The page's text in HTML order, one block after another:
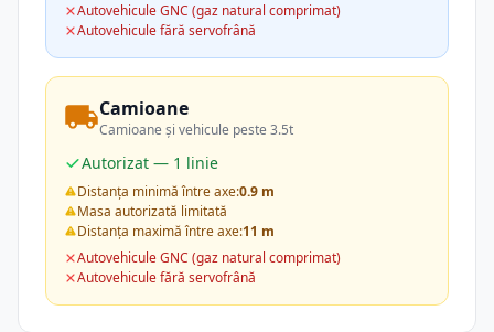
Autovehicule GNC (gaz natural comprimat)
Autovehicule fără servofrână
Camioane
Camioane și vehicule peste 3.5t
Autorizat — 1 linie
Distanța minimă între axe:0.9 m
Masa autorizată limitată
Distanța maximă între axe:11 m
Autovehicule GNC (gaz natural comprimat)
Autovehicule fără servofrână